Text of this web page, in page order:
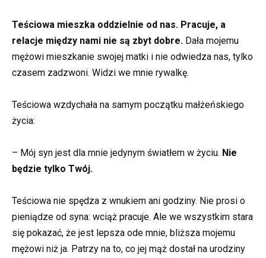
Teściowa mieszka oddzielnie od nas. Pracuje, a
relacje między nami nie są zbyt dobre. Dała mojemu
mężowi mieszkanie swojej matki i nie odwiedza nas, tylko
czasem zadzwoni. Widzi we mnie rywalkę.
Teściowa wzdychała na samym początku małżeńskiego
życia:
– Mój syn jest dla mnie jedynym światłem w życiu. Nie
będzie tylko Twój.
Teściowa nie spędza z wnukiem ani godziny. Nie prosi o
pieniądze od syna: wciąż pracuje. Ale we wszystkim stara
się pokazać, że jest lepsza ode mnie, bliższa mojemu
mężowi niż ja. Patrzy na to, co jej mąż dostał na urodziny